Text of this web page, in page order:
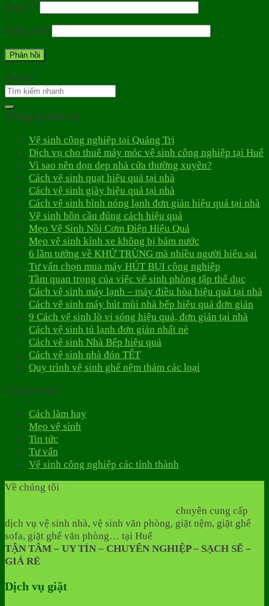
Email *
Trang web
Search
Thông tin hữu ích
Vệ sinh công nghiệp tại Quảng Trị
Dịch vụ cho thuê máy móc vệ sinh công nghiệp tại Huế
Vì sao nên dọn dẹp nhà cửa thường xuyên?
Cách vệ sinh quạt hiệu quả tại nhà
Cách vệ sinh giày hiệu quả tại nhà
Cách vệ sinh bình nóng lạnh đơn giản hiệu quả tại nhà
Vệ sinh bồn cầu đúng cách hiệu quả
Mẹo Vệ Sinh Nồi Cơm Điện Hiệu Quả
Mẹo vệ sinh kính xe không bị bám nước
6 lầm tưởng về KHỬ TRÙNG mà nhiều người hiểu sai
Tư vấn chọn mua máy HÚT BỤI công nghiệp
Tầm quan trọng của việc vệ sinh phòng tập thể dục
Cách vệ sinh máy lạnh – máy điều hòa hiệu quả tại nhà
Cách vệ sinh máy hút mùi nhà bếp hiệu quả đơn giản
9 Cách vệ sinh lò vi sóng hiệu quả, đơn giản tại nhà
Cách vệ sinh tủ lạnh đơn giản nhất nè
Cách vệ sinh Nhà Bếp hiệu quả
Cách vệ sinh nhà đón TẾT
Quy trình vệ sinh ghế nệm thảm các loại
Chuyên mục
Cách làm hay
Mẹo vệ sinh
Tin tức
Tư vấn
Vệ sinh công nghiệp các tỉnh thành
Về chúng tôi
chuyên cung cấp
dịch vụ vệ sinh nhà, vệ sinh văn phòng, giặt nệm, giặt ghế
sofa, giặt ghế văn phòng… tại Huế
TẬN TÂM – UY TÍN – CHUYÊN NGHIỆP – SẠCH SẼ –
GIÁ RẺ
Dịch vụ giặt